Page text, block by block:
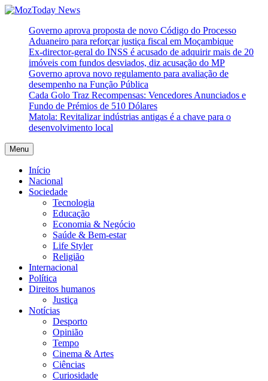
Skip
content
MozToday News
Onde a gente lê.
Governo aprova proposta de novo Código do Processo
Aduaneiro para reforçar justiça fiscal em Moçambique
Ex-director-geral do INSS é acusado de adquirir mais de 20
imóveis com fundos desviados, diz acusação do MP
Governo aprova novo regulamento para avaliação de
desempenho na Função Pública
Cada Golo Traz Recompensas: Vencedores Anunciados e
Fundo de Prémios de 510 Dólares
Matola: Revitalizar indústrias antigas é a chave para o
desenvolvimento local
Menu
Início
Nacional
Sociedade
Tecnologia
Educação
Economia & Negócio
Saúde & Bem-estar
Life Styler
Religião
Internacional
Política
Direitos humanos
Justiça
Notícias
Desporto
Opinião
Tempo
Cinema & Artes
Ciências
Curiosidade